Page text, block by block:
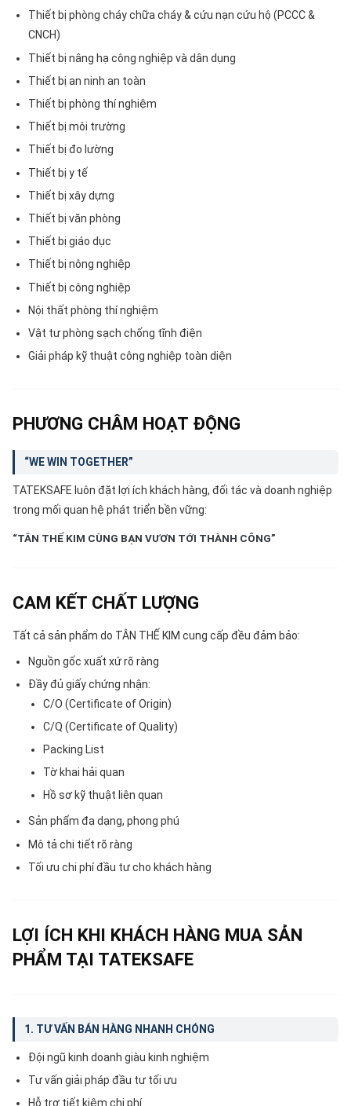
Thiết bị phòng cháy chữa cháy & cứu nạn cứu hộ (PCCC &
CNCH)
Thiết bị nâng hạ công nghiệp và dân dụng
Thiết bị an ninh an toàn
Thiết bị phòng thí nghiệm
Thiết bị môi trường
Thiết bị đo lường
Thiết bị y tế
Thiết bị xây dựng
Thiết bị văn phòng
Thiết bị giáo dục
Thiết bị nông nghiệp
Thiết bị công nghiệp
Nội thất phòng thí nghiệm
Vật tư phòng sạch chống tĩnh điện
Giải pháp kỹ thuật công nghiệp toàn diện
PHƯƠNG CHÂM HOẠT ĐỘNG
“WE WIN TOGETHER”
TATEKSAFE luôn đặt lợi ích khách hàng, đối tác và doanh nghiệp
trong mối quan hệ phát triển bền vững:
“TÂN THẾ KIM CÙNG BẠN VƯƠN TỚI THÀNH CÔNG”
CAM KẾT CHẤT LƯỢNG
Tất cả sản phẩm do TÂN THẾ KIM cung cấp đều đảm bảo:
Nguồn gốc xuất xứ rõ ràng
Đầy đủ giấy chứng nhận:
C/O (Certificate of Origin)
C/Q (Certificate of Quality)
Packing List
Tờ khai hải quan
Hồ sơ kỹ thuật liên quan
Sản phẩm đa dạng, phong phú
Mô tả chi tiết rõ ràng
Tối ưu chi phí đầu tư cho khách hàng
LỢI ÍCH KHI KHÁCH HÀNG MUA SẢN
PHẨM TẠI TATEKSAFE
1. TƯ VẤN BÁN HÀNG NHANH CHÓNG
Đội ngũ kinh doanh giàu kinh nghiệm
Tư vấn giải pháp đầu tư tối ưu
Hỗ trợ tiết kiệm chi phí